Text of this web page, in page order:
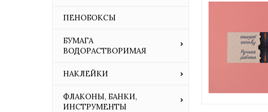
ПЕНОБОКСЫ
БУМАГА
ВОДОРАСТВОРИМАЯ
НАКЛЕЙКИ
ФЛАКОНЫ, БАНКИ,
ИНСТРУМЕНТЫ